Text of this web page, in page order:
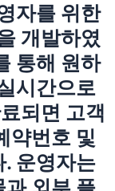
자를 위한
개발하였
통해 원하
시간으로
되면 고객
약번호 및
운영자는